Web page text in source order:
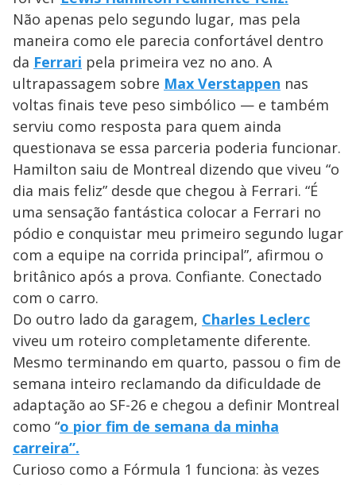
Não apenas pelo segundo lugar, mas pela
maneira como ele parecia confortável dentro
da Ferrari pela primeira vez no ano. A
ultrapassagem sobre Max Verstappen nas
voltas finais teve peso simbólico — e também
serviu como resposta para quem ainda
questionava se essa parceria poderia funcionar.
Hamilton saiu de Montreal dizendo que viveu “o
dia mais feliz” desde que chegou à Ferrari. “É
uma sensação fantástica colocar a Ferrari no
pódio e conquistar meu primeiro segundo lugar
com a equipe na corrida principal”, afirmou o
britânico após a prova. Confiante. Conectado
com o carro.
Do outro lado da garagem, Charles Leclerc
viveu um roteiro completamente diferente.
Mesmo terminando em quarto, passou o fim de
semana inteiro reclamando da dificuldade de
adaptação ao SF-26 e chegou a definir Montreal
como “o pior fim de semana da minha
carreira”.
Curioso como a Fórmula 1 funciona: às vezes